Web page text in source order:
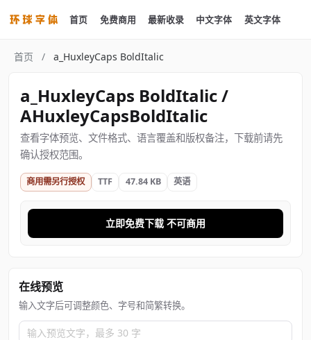
首页 免费商用 最新收录 中文字体 英文字体
首页 / a_HuxleyCaps BoldItalic
a_HuxleyCaps BoldItalic /
AHuxleyCapsBoldItalic
查看字体预览、文件格式、语言覆盖和版权备注，下载前请先
确认授权范围。
商用需另行授权 TTF 47.84 KB 英语
立即免费下载 不可商用
在线预览
输入文字后可调整颜色、字号和简繁转换。
输入预览文字，最多 30 字